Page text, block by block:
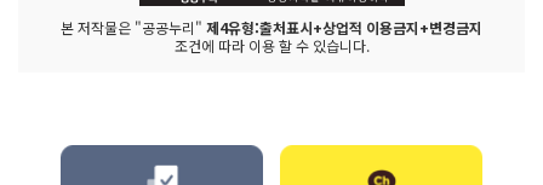
본 저작물은 "공공누리" 제4유형:출처표시+상업적 이용금지+변경금지
조건에 따라 이용 할 수 있습니다.